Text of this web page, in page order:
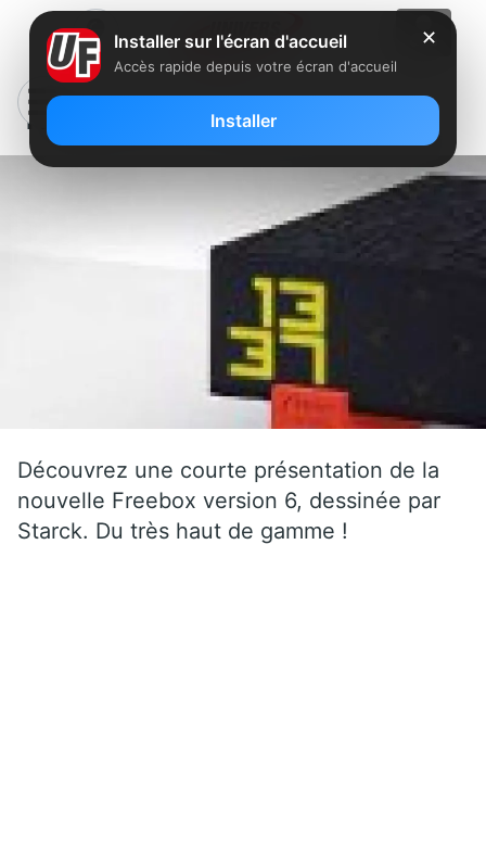
Freebox V6 : La révélation en vidéo
Découvrez une courte présentation de la
nouvelle Freebox version 6, dessinée par
Starck. Du très haut de gamme !
✕
Installer sur l'écran d'accueil
Accès rapide depuis votre écran d'accueil
Installer